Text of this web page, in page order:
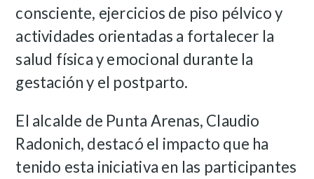
consciente, ejercicios de piso pélvico y
actividades orientadas a fortalecer la
salud física y emocional durante la
gestación y el postparto.
El alcalde de Punta Arenas, Claudio
Radonich, destacó el impacto que ha
tenido esta iniciativa en las participantes